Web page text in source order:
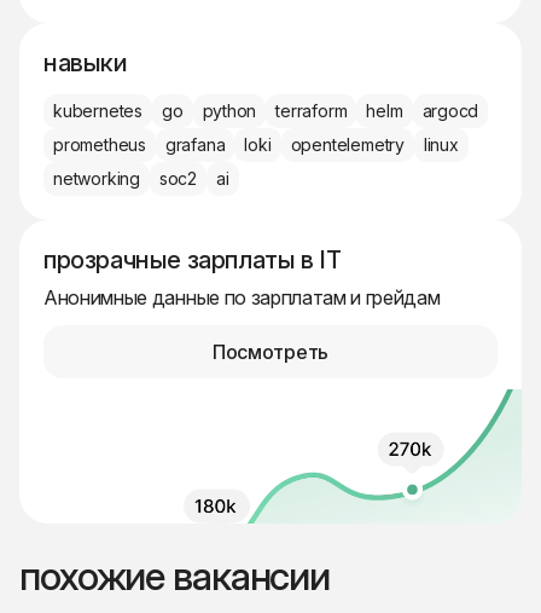
навыки
kubernetes go python terraform helm
argocd
prometheus
grafana loki opentelemetry
linux
networking
soc2 ai
прозрачные зарплаты в IT
Анонимные данные по зарплатам и грейдам
Посмотреть
похожие вакансии